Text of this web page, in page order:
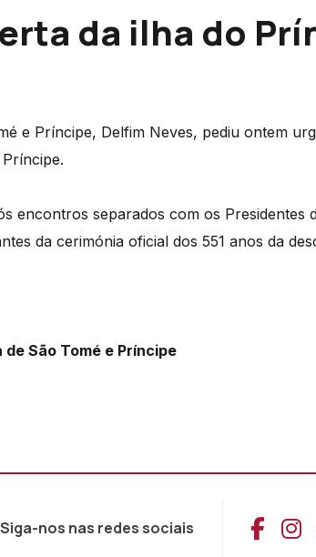
da ilha do
e Príncipe, Delfim Neves, pediu ontem
encontros separados com os Presidentes
da cerimónia oficial dos 551 anos da
São Tomé e Príncipe
Siga-nos nas redes sociais